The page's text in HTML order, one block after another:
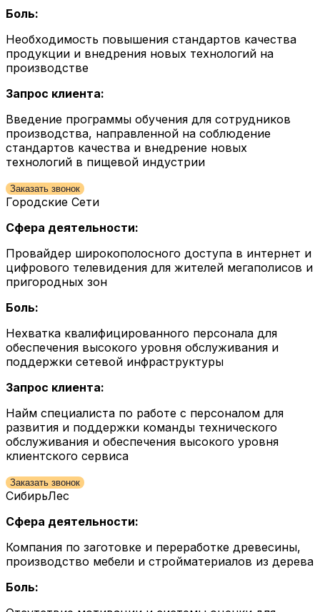
Боль:
Необходимость повышения стандартов качества
продукции и внедрения новых технологий на
производстве
Запрос клиента:
Введение программы обучения для сотрудников
производства, направленной на соблюдение
стандартов качества и внедрение новых
технологий в пищевой индустрии
Заказать звонок
Городские Сети
Сфера деятельности:
Провайдер широкополосного доступа в интернет и
цифрового телевидения для жителей мегаполисов и
пригородных зон
Боль:
Нехватка квалифицированного персонала для
обеспечения высокого уровня обслуживания и
поддержки сетевой инфраструктуры
Запрос клиента:
Найм специалиста по работе с персоналом для
развития и поддержки команды технического
обслуживания и обеспечения высокого уровня
клиентского сервиса
Заказать звонок
СибирьЛес
Сфера деятельности:
Компания по заготовке и переработке древесины,
производство мебели и стройматериалов из дерева
Боль: